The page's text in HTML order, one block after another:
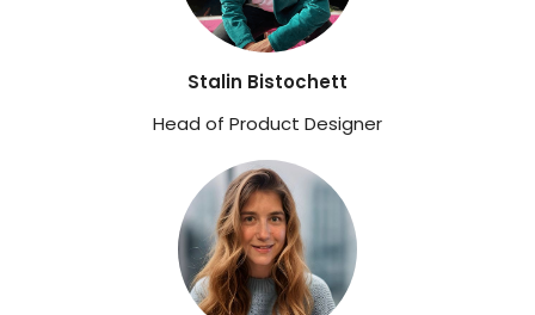
Stalin Bistochett
Head of Product Designer